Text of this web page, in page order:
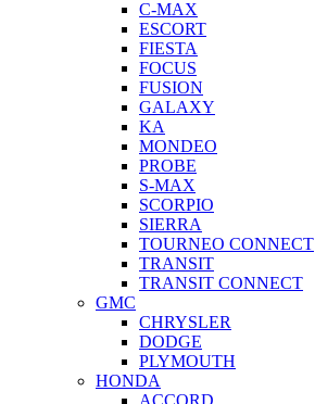
C-MAX
ESCORT
FIESTA
FOCUS
FUSION
GALAXY
KA
MONDEO
PROBE
S-MAX
SCORPIO
SIERRA
TOURNEO CONNECT
TRANSIT
TRANSIT CONNECT
GMC
CHRYSLER
DODGE
PLYMOUTH
HONDA
ACCORD